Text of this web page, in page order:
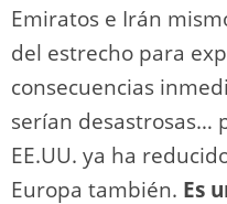
Emiratos e Irán
del estrecho para
consecuencias
serían desastrosas…
EE.UU. ya ha
Europa también. Es